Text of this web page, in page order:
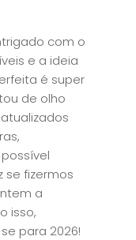
com o
e a ideia
é super
de olho
se fizermos
a
isso,
para 2026!